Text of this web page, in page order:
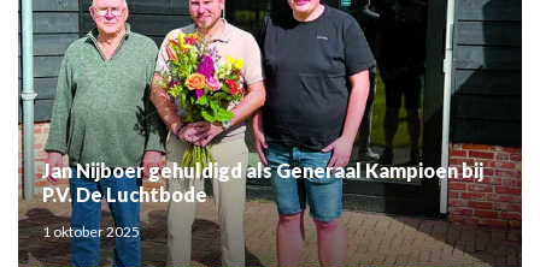
Jan Nijboer gehuldigd als Generaal Kampioen bij
P.V. De Luchtbode
1 oktober 2025